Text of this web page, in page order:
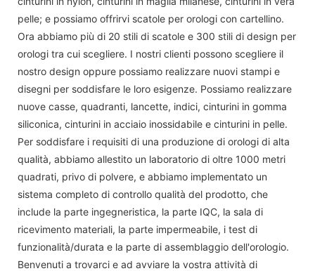
pelle; e possiamo offrirvi scatole per orologi con cartellino.
Ora abbiamo più di 20 stili di scatole e 300 stili di design per
orologi tra cui scegliere. I nostri clienti possono scegliere il
nostro design oppure possiamo realizzare nuovi stampi e
disegni per soddisfare le loro esigenze. Possiamo realizzare
nuove casse, quadranti, lancette, indici, cinturini in gomma
siliconica, cinturini in acciaio inossidabile e cinturini in pelle.
Per soddisfare i requisiti di una produzione di orologi di alta
qualità, abbiamo allestito un laboratorio di oltre 1000 metri
quadrati, privo di polvere, e abbiamo implementato un
sistema completo di controllo qualità del prodotto, che
include la parte ingegneristica, la parte IQC, la sala di
ricevimento materiali, la parte impermeabile, i test di
funzionalità/durata e la parte di assemblaggio dell'orologio.
Benvenuti a trovarci e ad avviare la vostra attività di